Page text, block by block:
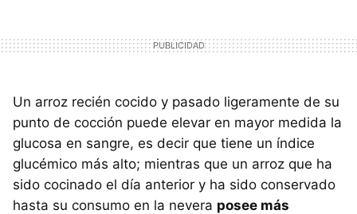
Un arroz recién cocido y pasado ligeramente de su
punto de cocción puede elevar en mayor medida la
glucosa en sangre, es decir que tiene un índice
glucémico más alto; mientras que un arroz que ha
sido cocinado el día anterior y ha sido conservado
hasta su consumo en la nevera posee más